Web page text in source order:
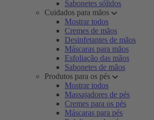
Sabonetes sólidos
Cuidados para mãos
Mostrar todos
Cremes de mãos
Desinfetantes de mãos
Máscaras para mãos
Esfoliação das mãos
Sabonetes de mãos
Produtos para os pés
Mostrar todos
Massajadores de pés
Cremes para os pés
Máscaras para pés